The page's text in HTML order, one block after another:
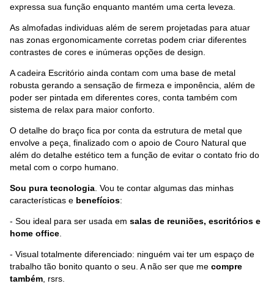
expressa sua função enquanto mantém uma certa leveza.
As almofadas individuas além de serem projetadas para atuar
nas zonas ergonomicamente corretas podem criar diferentes
contrastes de cores e inúmeras opções de design.
A cadeira Escritório ainda contam com uma base de metal
robusta gerando a sensação de firmeza e imponência, além de
poder ser pintada em diferentes cores, conta também com
sistema de relax para maior conforto.
O detalhe do braço fica por conta da estrutura de metal que
envolve a peça, finalizado com o apoio de Couro Natural que
além do detalhe estético tem a função de evitar o contato frio do
metal com o corpo humano.
Sou pura tecnologia . Vou te contar algumas das minhas
características e benefícios:
- Sou ideal para ser usada em salas de reuniões, escritórios e
home office
- Visual totalmente diferenciado: ninguém vai ter um espaço de
trabalho tão bonito quanto o seu. A não ser que me compre
também , rsrs.